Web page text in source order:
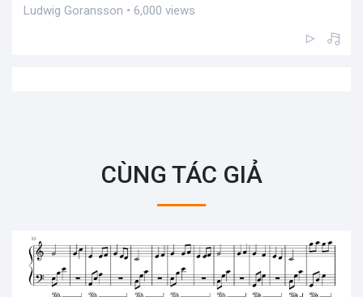
Ludwig Goransson • 6,000 views
CÙNG TÁC GIẢ